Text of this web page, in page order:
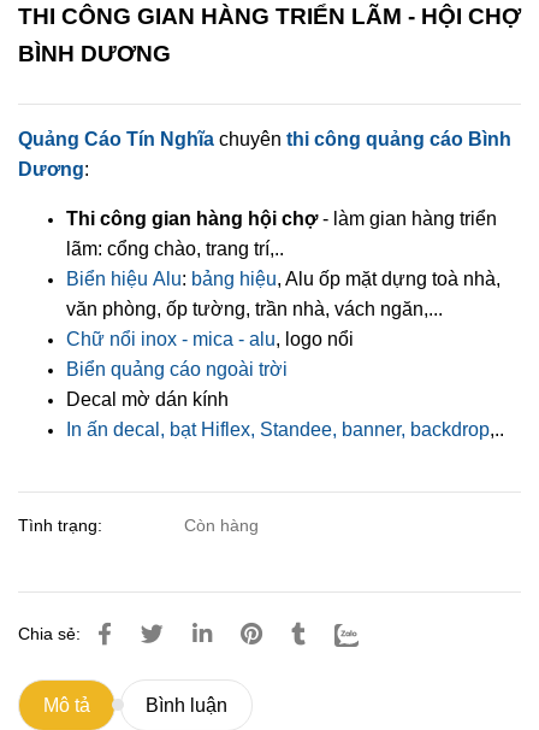
THI CÔNG GIAN HÀNG TRIỂN LÃM - HỘI CHỢ
BÌNH DƯƠNG
Quảng Cáo Tín Nghĩa chuyên thi công quảng cáo Bình
Dương:
Thi công gian hàng hội chợ- làm gian hàng triển
lãm: cổng chào, trang trí,..
Biển hiệu Alu: bảng hiệu, Alu ốp mặt dựng toà nhà,
văn phòng, ốp tường, trần nhà, vách ngăn,...
Chữ nổi inox - mica - alu, logo nổi
Biển quảng cáo ngoài trời
Decal mờ dán kính
In ấn decal, bạt Hiflex, Standee, banner, backdrop,..
Tình trạng: Còn hàng
Chia sẻ:
Mô tả Bình luận